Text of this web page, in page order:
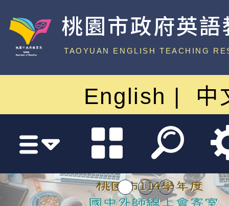
桃園市政府英
中心
TAOYUAN ENGLISH TEACHING
English 中